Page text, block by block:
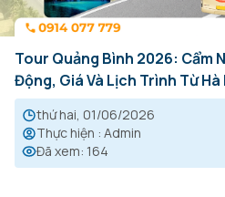
Tour Quảng Bình 2026: Cẩm
Động, Giá Và Lịch Trình Từ Hà
thứ hai, 01/06/2026
Thực hiện : Admin
Đã xem: 164